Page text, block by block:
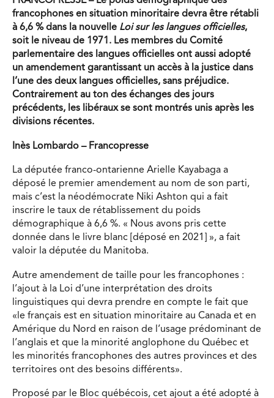
francophones en situation minoritaire devra être rétabli
à 6,6 % dans la nouvelle Loi sur les langues officielles,
soit le niveau de 1971. Les membres du Comité
parlementaire des langues officielles ont aussi adopté
un amendement garantissant un accès à la justice dans
l’une des deux langues officielles, sans préjudice.
Contrairement au ton des échanges des jours
précédents, les libéraux se sont montrés unis après les
divisions récentes.
Inès Lombardo – Francopresse
La députée franco-ontarienne Arielle Kayabaga a
déposé le premier amendement au nom de son parti,
mais c’est la néodémocrate Niki Ashton qui a fait
inscrire le taux de rétablissement du poids
démographique à 6,6 %. « Nous avons pris cette
donnée dans le livre blanc [déposé en 2021] », a fait
valoir la députée du Manitoba.
Autre amendement de taille pour les francophones :
l’ajout à la Loi d’une interprétation des droits
linguistiques qui devra prendre en compte le fait que
«le français est en situation minoritaire au Canada et en
Amérique du Nord en raison de l’usage prédominant de
l’anglais et que la minorité anglophone du Québec et
les minorités francophones des autres provinces et des
territoires ont des besoins différents».
Proposé par le Bloc québécois, cet ajout a été adopté à